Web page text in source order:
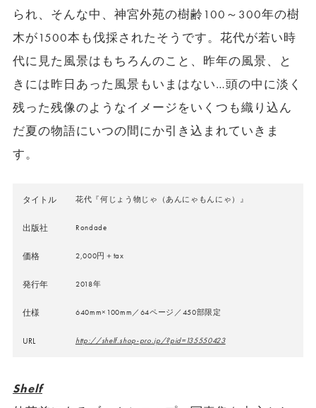
られ、そんな中、神宮外苑の樹齢100～300年の樹
木が1500本も伐採されたそうです。花代が若い時
代に見た風景はもちろんのこと、昨年の風景、と
きには昨日あった風景もいまはない…頭の中に淡く
残った残像のようなイメージをいくつも織り込ん
だ夏の物語にいつの間にか引き込まれていきま
す。
タイトル 花代『何じょう物じゃ（あんにゃもんにゃ）』
出版社 Rondade
価格 2,000円＋tax
発行年 2018年
仕様 640mm×100mm／64ページ／450部限定
URL http://shelf.shop-pro.jp/?pid=135550423
Shelf